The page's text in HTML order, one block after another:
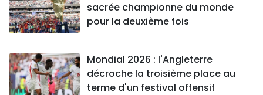
sacrée championne du monde
pour la deuxième fois
Mondial 2026 : l'Angleterre
décroche la troisième place au
terme d'un festival offensif